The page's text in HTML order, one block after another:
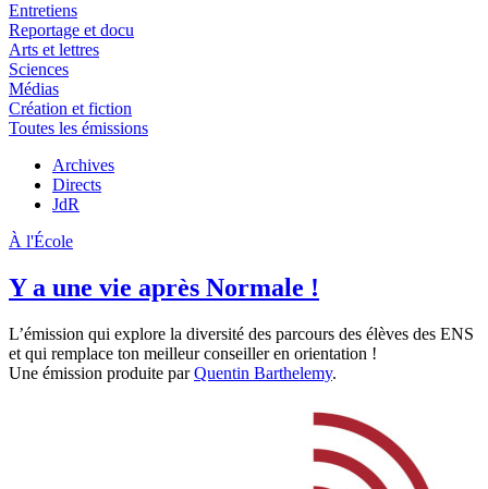
Entretiens
Reportage et docu
Arts et lettres
Sciences
Médias
Création et fiction
Toutes les émissions
Archives
Directs
JdR
À l'École
Y a une vie après Normale !
L’émission qui explore la diversité des parcours des élèves des ENS
et qui remplace ton meilleur conseiller en orientation !
Une émission produite parQuentin Barthelemy.